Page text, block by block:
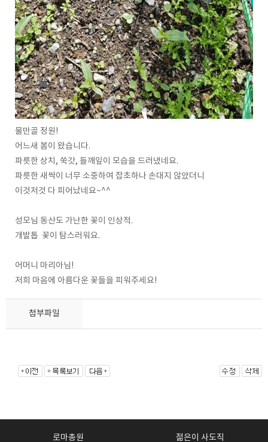
물만골 정원!
어느새 봄이 왔습니다.
파릇한 상치, 쑥갓, 들깨잎이 모습을 드러냈네요.
파릇한 새싹이 너무 소중하여 잡초하나 손대지 않았더니
이것저것 다 피어났네요~^^
성모님 동산도 가난한 꽃이 인상적.
개발톱 꽃이 탐스러워요.
어머니 마리아님!
저희 마음에 아름다운 꽃들을 피워주세요!
첨부파일
로마총원 젊은이 사도직